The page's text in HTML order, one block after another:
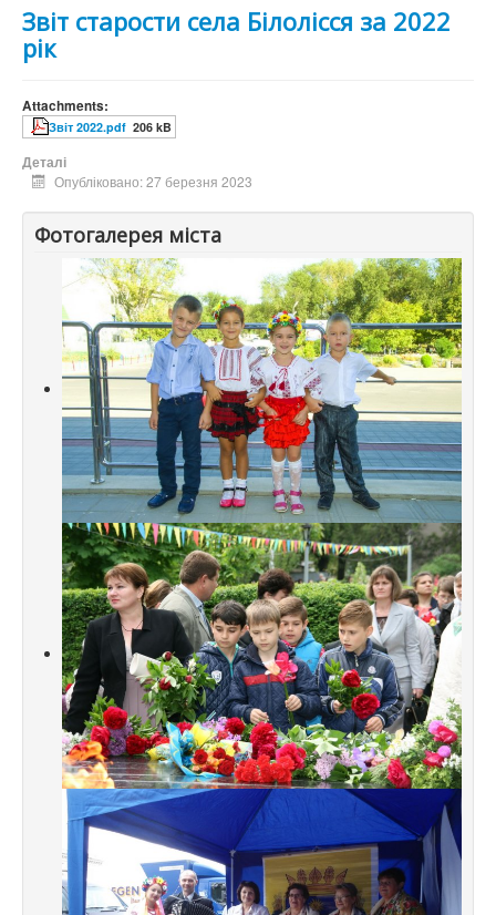
Звіт старости села Білолісся за 2022
рік
Attachments:
Звіт 2022.pdf 206 kB
Деталі
Опубліковано: 27 березня 2023
Фотогалерея міста